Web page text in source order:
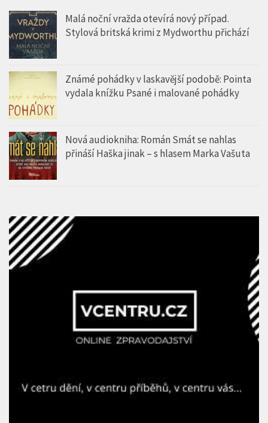
Malá noční vražda otevírá nový případ.
Stylová britská krimi z Mydworthu přichází
Známé pohádky v laskavější podobě: Pointa
vydala knížku Psané i malované pohádky
Nová audiokniha: Román Smát se nahlas
přináší Haška jinak – s hlasem Marka Vašuta